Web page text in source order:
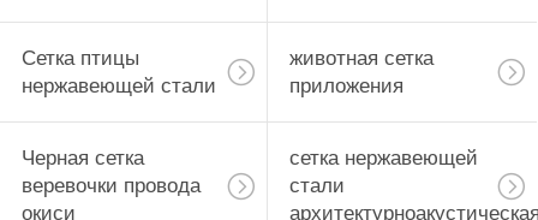
Сетка птицы
нержавеющей стали
животная сетка
приложения
Черная сетка
веревочки провода
окиси
сетка нержавеющей
стали